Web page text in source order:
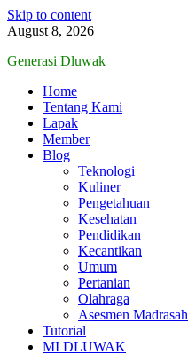
Skip to content
August 8, 2026
Generasi Dluwak
Home
Tentang Kami
Lapak
Member
Blog
Teknologi
Kuliner
Pengetahuan
Kesehatan
Pendidikan
Kecantikan
Umum
Pertanian
Olahraga
Asesmen Madrasah
Tutorial
MI DLUWAK